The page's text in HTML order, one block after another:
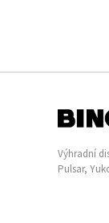
Výhradní
Pulsar,